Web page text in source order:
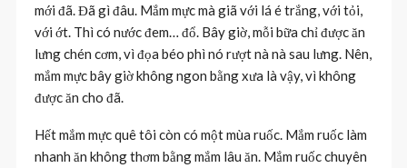
mới đã. Đã gì đâu. Mắm mực mà giã với lá é trắng, với tỏi,
với ớt. Thì có nước đem… đổ. Bây giờ, mỗi bữa chỉ được ăn
lưng chén cơm, vì đọa béo phì nó rượt nà nà sau lưng. Nên,
mắm mực bây giờ không ngon bằng xưa là vậy, vì không
được ăn cho đã.
Hết mắm mực quê tôi còn có một mùa ruốc. Mắm ruốc làm
nhanh ăn không thơm bằng mắm lâu ăn. Mắm ruốc chuyên